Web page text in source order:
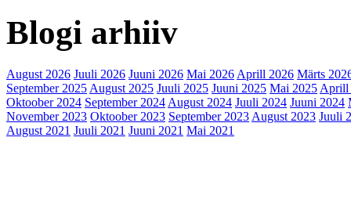
Blogi arhiiv
August 2026 Juuli 2026 Juuni 2026 Mai 2026 Aprill 2026 Märts
September 2025 August 2025 Juuli 2025 Juuni 2025 Mai 2025 Aprill
Oktoober 2024 September 2024 August 2024 Juuli 2024 Juuni 2024
November 2023 Oktoober 2023 September 2023 August 2023 Juuli
August 2021 Juuli 2021 Juuni 2021 Mai 2021